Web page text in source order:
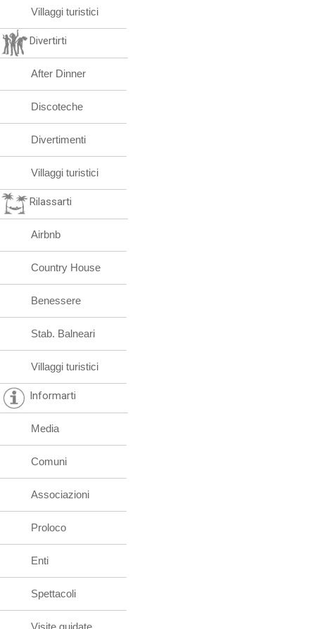
Villaggi turistici
Divertirti
After Dinner
Discoteche
Divertimenti
Villaggi turistici
Rilassarti
Airbnb
Country House
Benessere
Stab. Balneari
Villaggi turistici
Informarti
Media
Comuni
Associazioni
Proloco
Enti
Spettacoli
Visite guidate